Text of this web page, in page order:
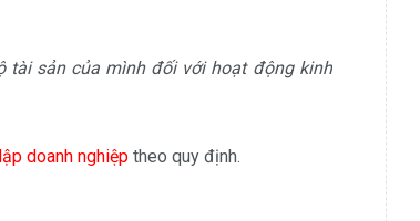
tài sản của mình đối với hoạt động kinh
doanh nghiệp theo quy định.